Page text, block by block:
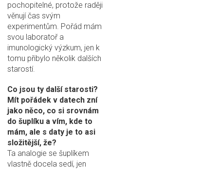
pochopitelné, protože raději
věnují čas svým
experimentům. Pořád mám
svou laboratoř a
imunologický výzkum, jen k
tomu přibylo několik dalších
starostí.
Co jsou ty další starosti?
Mít pořádek v datech zní
jako něco, co si srovnám
do šuplíku a vím, kde to
mám, ale s daty je to asi
složitější, že?
Ta analogie se šuplíkem
vlastně docela sedí, jen